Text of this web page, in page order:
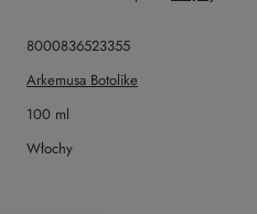
8000836523355
Arkemusa Botolike
100 ml
Włochy